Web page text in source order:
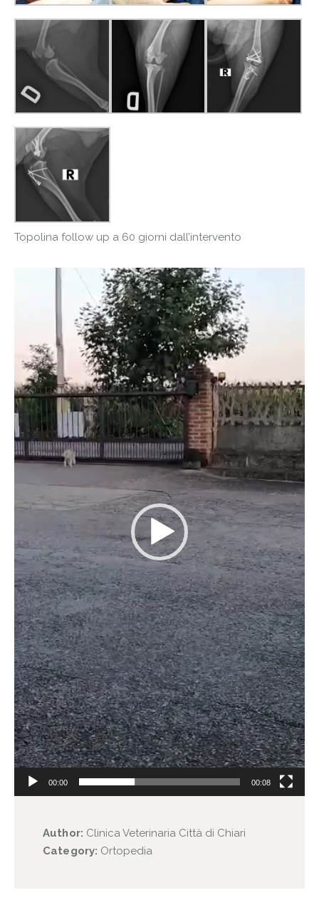
Topolina follow up a 60 giorni dall’intervento
00:00 00:08
Author: Clinica Veterinaria Città di Chiari
Category: Ortopedia